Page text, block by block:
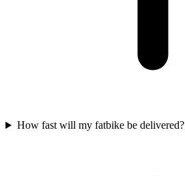
How fast will my fatbike be delivered?